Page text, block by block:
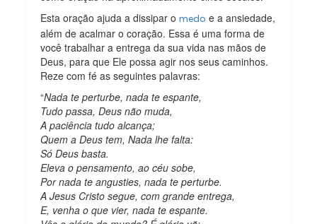
Esta oração ajuda a dissipar omedo e a ansiedade,
além de acalmar o coração. Essa é uma forma de
você trabalhar a entrega da sua vida nas mãos de
Deus, para que Ele possa agir nos seus caminhos.
Reze com fé as seguintes palavras:
“Nada te perturbe, nada te espante,
Tudo passa, Deus não muda,
A paciência tudo alcança;
Quem a Deus tem, Nada lhe falta:
Só Deus basta.
Eleva o pensamento, ao céu sobe,
Por nada te angusties, nada te perturbe.
A Jesus Cristo segue, com grande entrega,
E, venha o que vier, nada te espante.